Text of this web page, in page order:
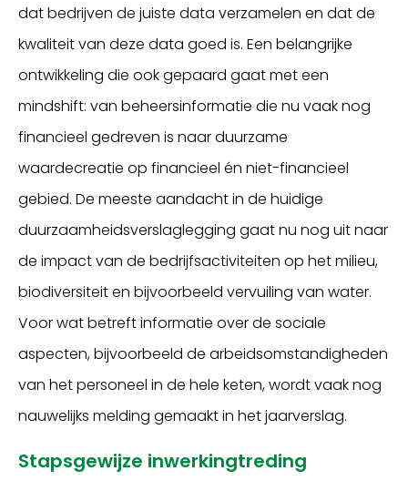
dat bedrijven de juiste data verzamelen en dat de
kwaliteit van deze data goed is. Een belangrijke
ontwikkeling die ook gepaard gaat met een
mindshift: van beheersinformatie die nu vaak nog
financieel gedreven is naar duurzame
waardecreatie op financieel én niet-financieel
gebied. De meeste aandacht in de huidige
duurzaamheidsverslaglegging gaat nu nog uit naar
de impact van de bedrijfsactiviteiten op het milieu,
biodiversiteit en bijvoorbeeld vervuiling van water.
Voor wat betreft informatie over de sociale
aspecten, bijvoorbeeld de arbeidsomstandigheden
van het personeel in de hele keten, wordt vaak nog
nauwelijks melding gemaakt in het jaarverslag.
Stapsgewijze inwerkingtreding